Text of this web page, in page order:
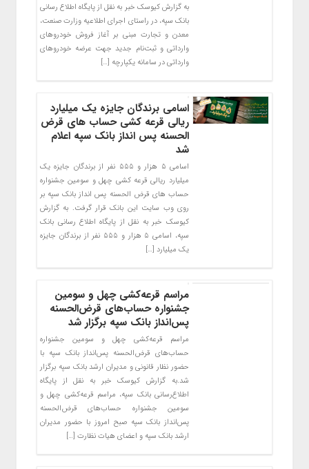
به گزارش کیوسک خبر به نقل از پایگاه اطلاع رسانی
بانک سپه، در راستای اجرای اطلاعیه وزارت صنعت،
معدن و تجارت مبنی بر آغاز فروش خودروهای
وارداتی و ثبت‌نام جدید جهت عرضه خودروهای
وارداتی در سامانه یکپارچه […]
اسامی برندگان جایزه یک میلیارد
ریالی قرعه کشی حساب های قرض
الحسنه پس انداز بانک سپه اعلام
شد
اسامی ۵ هزار و ۵۵۵ نفر از برندگان جایزه یک
میلیارد ریالی قرعه کشی چهل و سومین جشنواره
حساب های قرض الحسنه پس انداز بانک سپه بر
روی وب سایت این بانک قرار گرفت. به گزارش
کیوسک خبر به نقل از پایگاه اطلاع رسانی بانک
سپه، اسامی ۵ هزار و ۵۵۵ نفر از برندگان جایزه
یک میلیارد […]
مراسم قرعه‌کشی چهل و سومین
جشنواره حساب‌های قرض‌الحسنه
پس‌انداز بانک سپه برگزار شد
مراسم قرعه‌کشی چهل و سومین جشنواره
حساب‌های قرض‌الحسنه پس‌انداز بانک سپه با
حضور نظار قانونی و مدیران ارشد بانک سپه برگزار
شد.به گزارش کیوسک خبر به نقل از پایگاه
اطلاع‌رسانی بانک سپه، مراسم قرعه‌کشی چهل و
سومین جشنواره حساب‌های قرض‌الحسنه
پس‌انداز بانک سپه صبح امروز با حضور مدیران
ارشد بانک سپه و اعضای هیات نظارت […]